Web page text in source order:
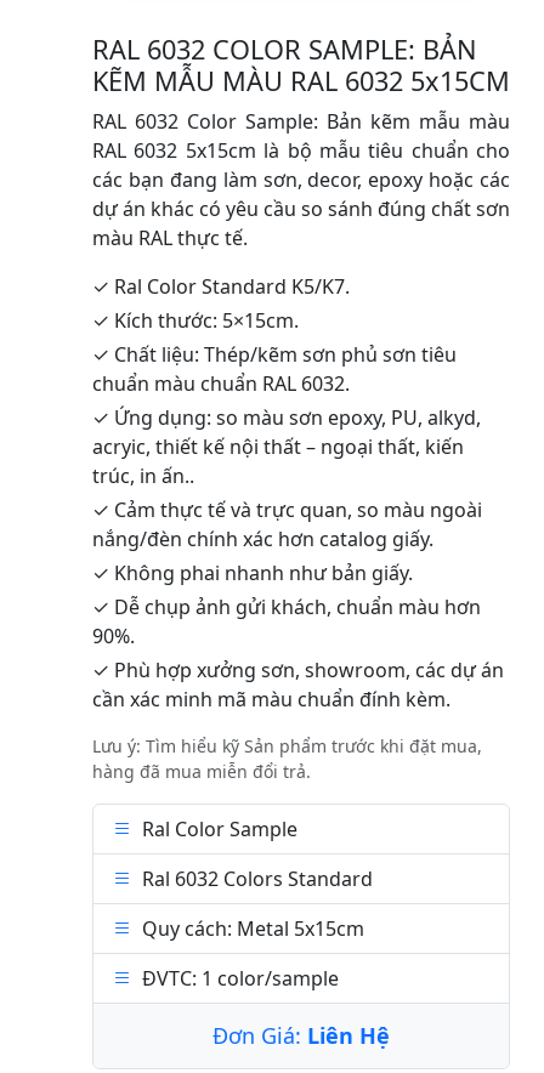
RAL 6032 COLOR SAMPLE: BẢN
KẼM MẪU MÀU RAL 6032 5x15CM
RAL 6032 Color Sample: Bản kẽm mẫu màu
RAL 6032 5x15cm là bộ mẫu tiêu chuẩn cho
các bạn đang làm sơn, decor, epoxy hoặc các
dự án khác có yêu cầu so sánh đúng chất sơn
màu RAL thực tế.
✓ Ral Color Standard K5/K7.
✓ Kích thước: 5×15cm.
✓ Chất liệu: Thép/kẽm sơn phủ sơn tiêu
chuẩn màu chuẩn RAL 6032.
✓ Ứng dụng: so màu sơn epoxy, PU, alkyd,
acryic, thiết kế nội thất – ngoại thất, kiến
trúc, in ấn..
✓ Cảm thực tế và trực quan, so màu ngoài
nắng/đèn chính xác hơn catalog giấy.
✓ Không phai nhanh như bản giấy.
✓ Dễ chụp ảnh gửi khách, chuẩn màu hơn
90%.
✓ Phù hợp xưởng sơn, showroom, các dự án
cần xác minh mã màu chuẩn đính kèm.
Lưu ý: Tìm hiểu kỹ Sản phẩm trước khi đặt mua,
hàng đã mua miễn đổi trả.
Ral Color Sample
Ral 6032 Colors Standard
Quy cách: Metal 5x15cm
ĐVTC: 1 color/sample
Đơn Giá: Liên Hệ